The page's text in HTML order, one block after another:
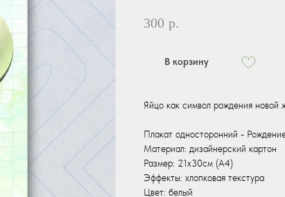
300 р.
В корзину
Яйцо как символ рождения новой
Плакат односторонний -
Материал: дизайнерский картон
Размер: 21х30см (А4)
Эффекты: хлопковая текстура
Цвет: белый